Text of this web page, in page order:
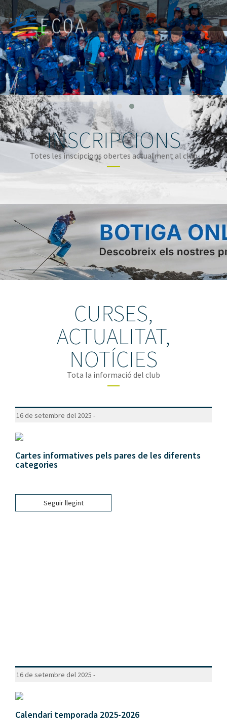
INSCRIPCIONS
Totes les inscipcions obertes actualment al club
CURSES,
ACTUALITAT,
NOTÍCIES
Tota la informació del club
16 de setembre del 2025 -
Cartes informatives pels pares de les diferents
categories
Seguir llegint
16 de setembre del 2025 -
Calendari temporada 2025-2026